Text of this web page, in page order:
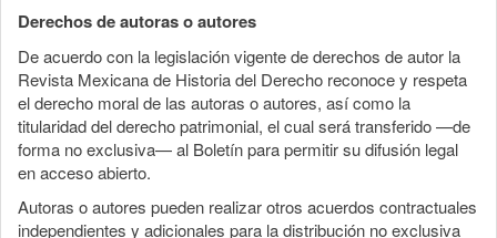
Derechos de autoras o autores
De acuerdo con la legislación vigente de derechos de autor la
Revista Mexicana de Historia del Derecho reconoce y respeta
el derecho moral de las autoras o autores, así como la
titularidad del derecho patrimonial, el cual será transferido —de
forma no exclusiva— al Boletín para permitir su difusión legal
en acceso abierto.
Autoras o autores pueden realizar otros acuerdos contractuales
independientes y adicionales para la distribución no exclusiva